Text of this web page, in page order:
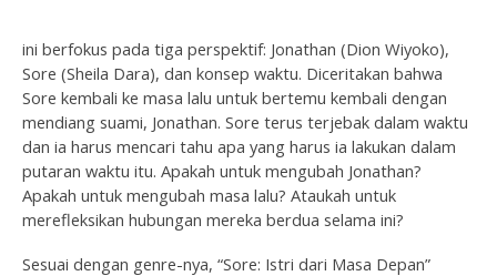
ini berfokus pada tiga perspektif: Jonathan (Dion Wiyoko),
Sore (Sheila Dara), dan konsep waktu. Diceritakan bahwa
Sore kembali ke masa lalu untuk bertemu kembali dengan
mendiang suami, Jonathan. Sore terus terjebak dalam waktu
dan ia harus mencari tahu apa yang harus ia lakukan dalam
putaran waktu itu. Apakah untuk mengubah Jonathan?
Apakah untuk mengubah masa lalu? Ataukah untuk
merefleksikan hubungan mereka berdua selama ini?
Sesuai dengan genre-nya, “Sore: Istri dari Masa Depan”